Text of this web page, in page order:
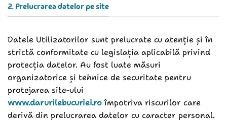
2. Prelucrarea datelor pe site
Datele Utilizatorilor sunt prelucrate cu atenție și în
strictă conformitate cu legislația aplicabilă privind
protecția datelor. Au fost luate măsuri
organizatorice și tehnice de securitate pentru
protejarea site-ului
www.darurilebucuriei.roîmpotriva riscurilor care
derivă din prelucrarea datelor cu caracter personal.